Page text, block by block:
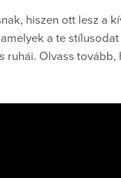
hiszen ott lesz a
a te
ruhái. Olvass